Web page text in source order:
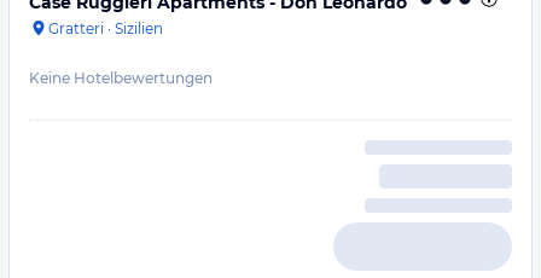
Gratteri · Sizilien
Keine Hotelbewertungen